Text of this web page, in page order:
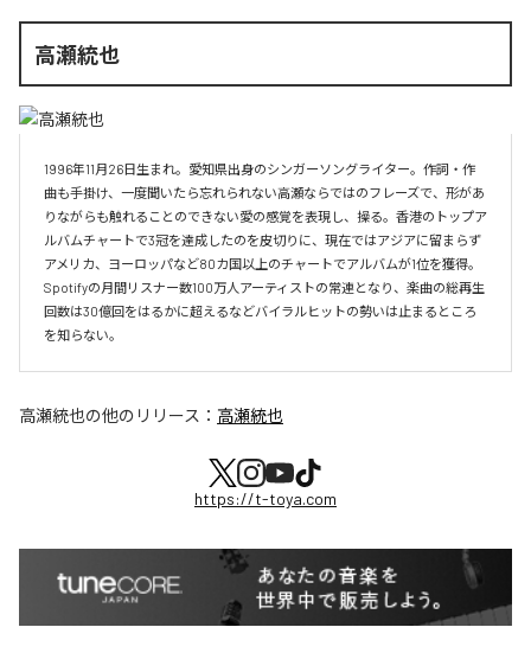
高瀬統也
1996年11月26日生まれ。愛知県出身のシンガーソングライター。作詞・作
曲も手掛け、一度聞いたら忘れられない高瀬ならではのフレーズで、形があ
りながらも触れることのできない愛の感覚を表現し、操る。香港のトップア
ルバムチャートで3冠を達成したのを皮切りに、現在ではアジアに留まらず
アメリカ、ヨーロッパなど80カ国以上のチャートでアルバムが1位を獲得。
Spotifyの月間リスナー数100万人アーティストの常連となり、楽曲の総再生
回数は30億回をはるかに超えるなどバイラルヒットの勢いは止まるところ
を知らない。
高瀬統也の他のリリース： 高瀬統也
https://t-toya.com